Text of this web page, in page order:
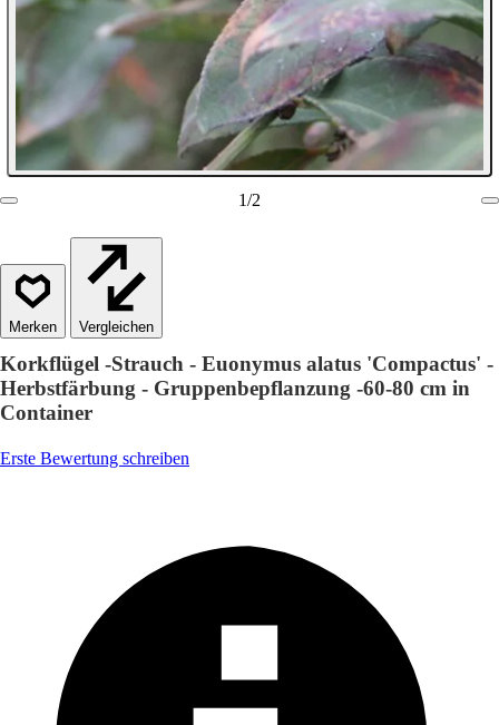
1/2
Vergleichen
Korkflügel -Strauch - Euonymus alatus 'Compactus' -
Herbstfärbung - Gruppenbepflanzung -60-80 cm in
Container
Erste Bewertung schreiben